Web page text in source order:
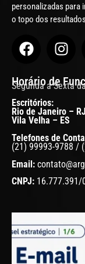
personalizadas para
o topo dos
Horário de
Segunda a Sexta
Escritórios:
Rio de Janeiro – RJ
Vila Velha – ES
Telefones de
(21) 99993-9788 /
Email:
CNPJ: 16.777.391/